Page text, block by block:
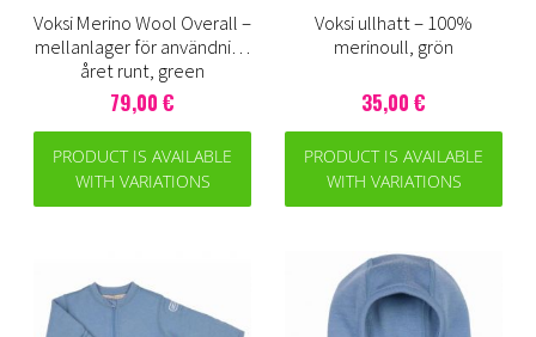
Voksi Merino Wool Overall –
mellanlager för användning
året runt, green
79,00 €
PRODUCT IS AVAILABLE
WITH VARIATIONS
Voksi ullhatt – 100%
merinoull, grön
35,00 €
PRODUCT IS AVAILABLE
WITH VARIATIONS